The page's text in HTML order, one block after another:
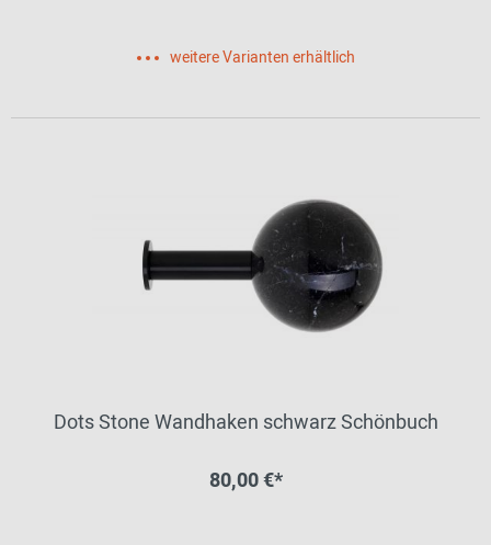
weitere Varianten erhältlich
Dots Stone Wandhaken schwarz Schönbuch
80,00 €*